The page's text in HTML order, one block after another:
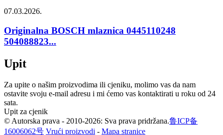
07.03.2026.
Originalna BOSCH mlaznica 0445110248
504088823...
Upit
Za upite o našim proizvodima ili cjeniku, molimo vas da nam
ostavite svoju e-mail adresu i mi ćemo vas kontaktirati u roku od 24
sata.
Upit za cjenik
© Autorska prava - 2010-2026: Sva prava pridržana.鲁ICP备
16006062号 Vrući proizvodi - Mapa stranice